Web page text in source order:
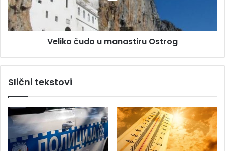
l
i
o
z
d
a
č
u
d
n
t
Veliko čudo u manastiru Ostrog
Slični tekstovi